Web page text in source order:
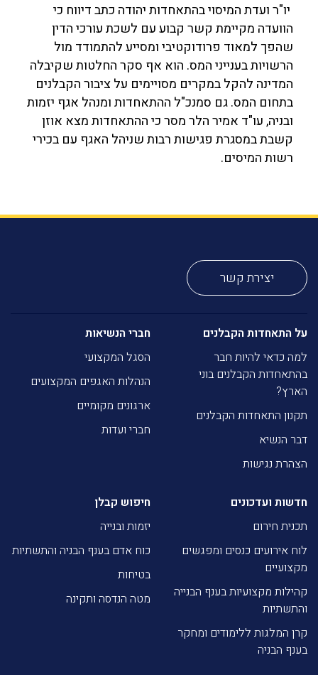
יו"ר ועדת המיסוי בהתאחדות יהודה כתב דיווח כי
הוועדה מקיימת קשר קבוע עם לשכת עורכי הדין
שהפך למאוד פרודוקטיבי ומסייע להתמודד מול
הרשויות בענייני המס. הוא אף סקר החלטות שקיבלה
המדינה להקל במקרים מסויימים על ציבור הקבלנים
בתחום המס. גם סמנכ"ל ההתאחדות ומנהל אגף יזמות
ובניה, עו"ד אמיר הלר מסר כי ההתאחדות מצא אוזן
קשבת במסגרת פגישות רבות שניהל האגף עם בכירי
רשות המיסים.
יצירת קשר
על התאחדות הקבלנים
למה כדאי להיות חבר
בהתאחדות הקבלנים בוני
הארץ?
תקנון התאחדות הקבלנים
דבר הנשיא
הצהרת נגישות
חברי הנשיאות
הסגל המקצועי
הנהלות האגפים המקצועים
ארגונים מקומיים
חברי ועדות
חדשות ועדכונים
תכנית חירום
לוח אירועים כנסים ומפגשים
מקצועיים
קהילות מקצועיות בענף הבנייה
והתשתיות
קרן המלגות ללימודים ומחקר
בענף הבניה
חיפוש קבלן
יזמות ובנייה
כוח אדם בענף הבניה והתשתיות
בטיחות
מטה הנדסה ותקינה